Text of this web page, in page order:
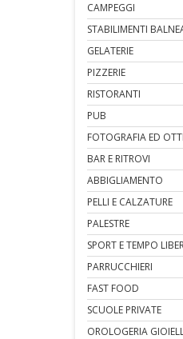
CAMPEGGI
STABILIMENTI
GELATERIE
PIZZERIE
RISTORANTI
PUB
FOTOGRAFIA ED
BAR E RITROVI
ABBIGLIAMENTO
PELLI E CALZATURE
PALESTRE
SPORT E TEMPO
PARRUCCHIERI
FAST FOOD
SCUOLE PRIVATE
OROLOGERIA